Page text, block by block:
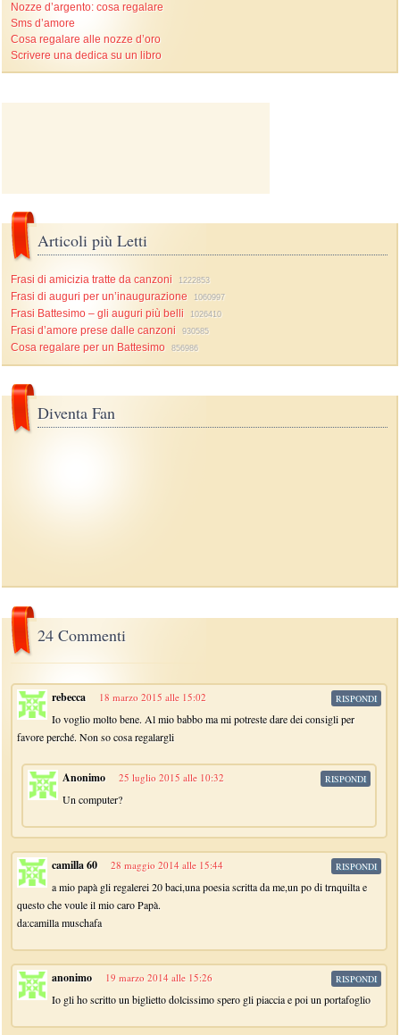
Nozze d’argento: cosa regalare
Sms d’amore
Cosa regalare alle nozze d’oro
Scrivere una dedica su un libro
Articoli più Letti
Frasi di amicizia tratte da canzoni 1222853
Frasi di auguri per un’inaugurazione 1060997
Frasi Battesimo – gli auguri più belli 1026410
Frasi d’amore prese dalle canzoni 930585
Cosa regalare per un Battesimo 856986
Diventa Fan
24 Commenti
rebecca 18 marzo 2015 alle 15:02
Io voglio molto bene. Al mio babbo ma mi potreste dare dei consigli per
favore perché. Non so cosa regalargli
RISPONDI
Anonimo 25 luglio 2015 alle 10:32
Un computer?
RISPONDI
camilla 60 28 maggio 2014 alle 15:44
a mio papà gli regalerei 20 baci,una poesia scritta da me,un po di trnquilta e
questo che voule il mio caro Papà.
da:camilla muschafa
RISPONDI
anonimo 19 marzo 2014 alle 15:26
Io gli ho scritto un biglietto dolcissimo spero gli piaccia e poi un portafoglio
RISPONDI